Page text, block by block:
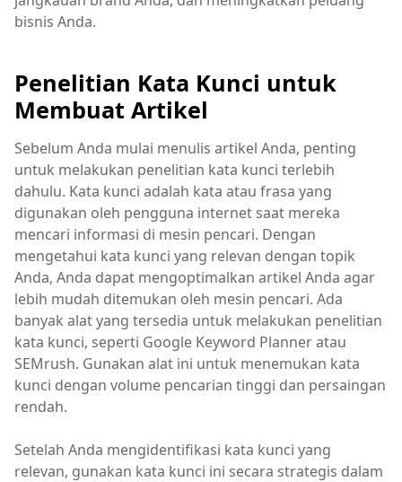
bisnis Anda.
Penelitian Kata Kunci untuk
Membuat Artikel
Sebelum Anda mulai menulis artikel Anda, penting
untuk melakukan penelitian kata kunci terlebih
dahulu. Kata kunci adalah kata atau frasa yang
digunakan oleh pengguna internet saat mereka
mencari informasi di mesin pencari. Dengan
mengetahui kata kunci yang relevan dengan topik
Anda, Anda dapat mengoptimalkan artikel Anda agar
lebih mudah ditemukan oleh mesin pencari. Ada
banyak alat yang tersedia untuk melakukan penelitian
kata kunci, seperti Google Keyword Planner atau
SEMrush. Gunakan alat ini untuk menemukan kata
kunci dengan volume pencarian tinggi dan persaingan
rendah.
Setelah Anda mengidentifikasi kata kunci yang
relevan, gunakan kata kunci ini secara strategis dalam